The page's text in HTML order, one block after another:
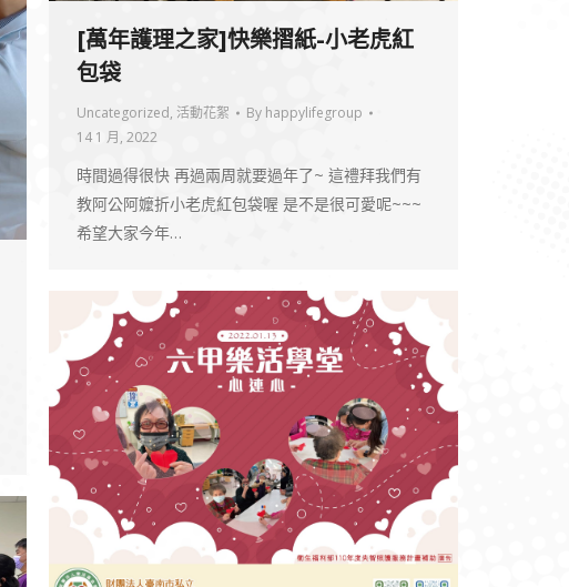
[萬年護理之家]快樂摺紙-小老虎紅
包袋
Uncategorized, 活動花絮 By happylifegroup
14 1 月, 2022
時間過得很快 再過兩周就要過年了~ 這禮拜我們有
教阿公阿嬤折小老虎紅包袋喔 是不是很可愛呢~~~
希望大家今年…